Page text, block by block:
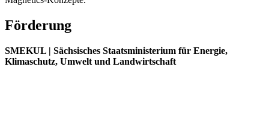
Förderung
SMEKUL | Sächsisches Staatsministerium für Energie,
Klimaschutz, Umwelt und Landwirtschaft